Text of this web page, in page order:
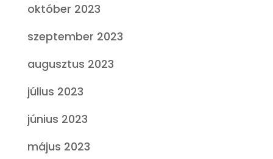
október 2023
szeptember 2023
augusztus 2023
július 2023
június 2023
május 2023